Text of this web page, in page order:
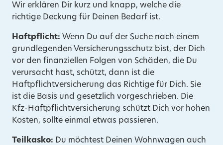
Wir erklären Dir kurz und knapp, welche die
richtige Deckung für Deinen Bedarf ist.
Haftpflicht: Wenn Du auf der Suche nach einem
grundlegenden Versicherungsschutz bist, der Dich
vor den finanziellen Folgen von Schäden, die Du
verursacht hast, schützt, dann ist die
Haftpflichtversicherung das Richtige für Dich. Sie
ist die Basis und gesetzlich vorgeschrieben. Die
Kfz-Haftpflichtversicherung schützt Dich vor hohen
Kosten, sollte einmal etwas passieren.
Teilkasko: Du möchtest Deinen Wohnwagen auch